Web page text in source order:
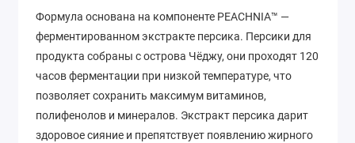
Формула основана на компоненте PEACHNIA™ —
ферментированном экстракте персика. Персики для
продукта собраны с острова Чёджу, они проходят 120
часов ферментации при низкой температуре, что
позволяет сохранить максимум витаминов,
полифенолов и минералов. Экстракт персика дарит
здоровое сияние и препятствует появлению жирного